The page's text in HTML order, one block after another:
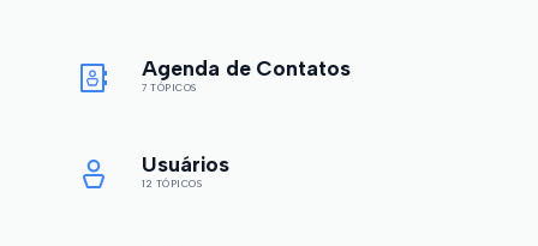
Agenda de Contatos
7 TÓPICOS
Usuários
12 TÓPICOS